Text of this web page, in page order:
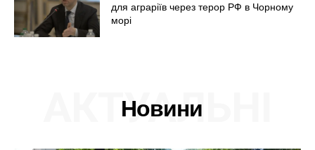
для аграріїв через терор РФ в Чорному
морі
Новини
АКТУАЛЬНІ